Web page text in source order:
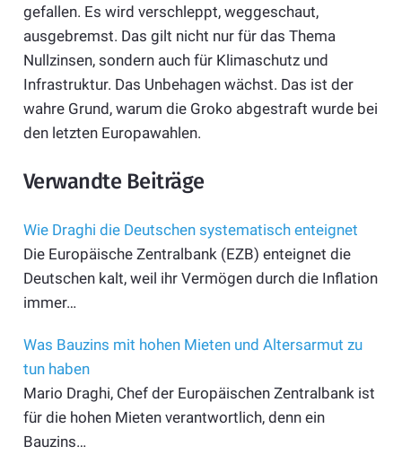
gefallen. Es wird verschleppt, weggeschaut,
ausgebremst. Das gilt nicht nur für das Thema
Nullzinsen, sondern auch für Klimaschutz und
Infrastruktur. Das Unbehagen wächst. Das ist der
wahre Grund, warum die Groko abgestraft wurde bei
den letzten Europawahlen.
Verwandte Beiträge
Wie Draghi die Deutschen systematisch enteignet
Die Europäische Zentralbank (EZB) enteignet die
Deutschen kalt, weil ihr Vermögen durch die Inflation
immer…
Was Bauzins mit hohen Mieten und Altersarmut zu
tun haben
Mario Draghi, Chef der Europäischen Zentralbank ist
für die hohen Mieten verantwortlich, denn ein
Bauzins…